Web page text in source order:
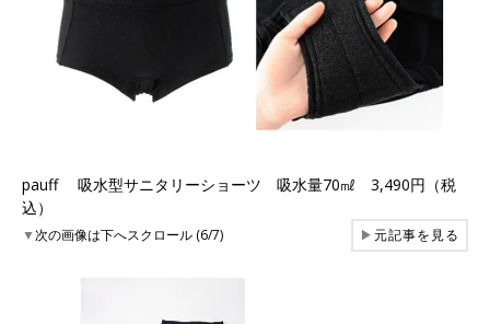
pauff 吸水型サニタリーショーツ 吸水量70㎖ 3,490円（税
込）
▼次の画像は下へスクロール (6/7) ▶元記事を見る